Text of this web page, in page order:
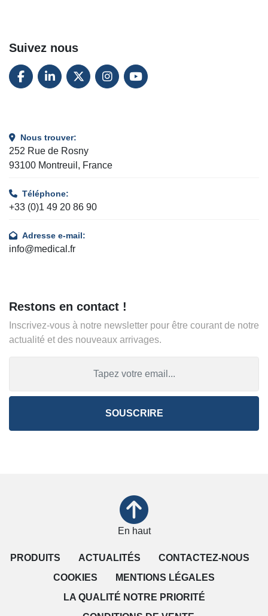
Suivez nous
FACEBOOK
LINKEDINTWITTERINSTAGRAM
YOUTUBE
Nous trouver:
252 Rue de Rosny
93100 Montreuil, France
Téléphone:
+33 (0)1 49 20 86 90
Adresse e-mail:
info@medical.fr
Restons en contact !
Inscrivez-vous à notre newsletter pour être courant de notre
actualité et des nouveaux arrivages.
SOUSCRIRE
PRODUITS ACTUALITÉS
CONTACTEZ-NOUS
COOKIES
MENTIONS LÉGALES
LA QUALITÉ NOTRE PRIORITÉ
En haut